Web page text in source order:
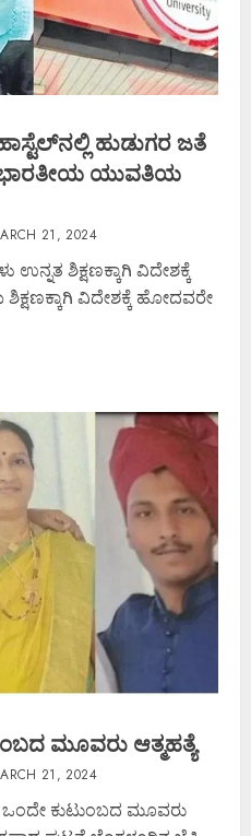
ಹುಡುಗರ ಜತೆ
ಭಾರತೀಯ ಯುವತಿಯ
21, 2024
ಉನ್ನತ ಶಿಕ್ಷಣಕ್ಕಾಗಿ ವಿದೇಶಕ್ಕೆ
ಶಿಕ್ಷಣಕ್ಕಾಗಿ ವಿದೇಶಕ್ಕೆ ಹೋದವರೇ
ಮೂವರು ಆತ್ಮಹತ್ಯೆ
21, 2024
ಕುಟುಂಬದ ಮೂವರು